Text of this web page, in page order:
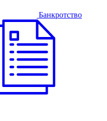
Банкротство